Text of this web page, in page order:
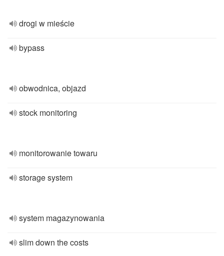
drogi w mieście
bypass
obwodnica, objazd
stock monitoring
monitorowanie towaru
storage system
system magazynowania
slim down the costs